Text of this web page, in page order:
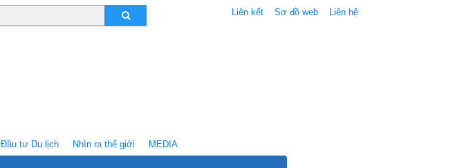
Liên kết Sơ đồ web Liên hệ
Ðầu tư Du lịch Nhìn ra thế giới MEDIA